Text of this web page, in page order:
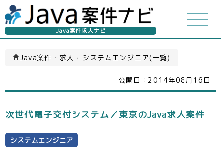
Java案件求人ナビ
Java案件・求人 › システムエンジニア(一覧)
公開日： 2014年08月16日
次世代電子交付システム／東京のJava求人案件
システムエンジニア